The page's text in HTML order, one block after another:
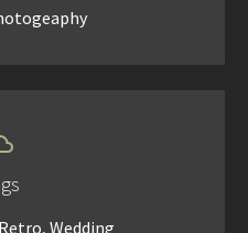
Wedding